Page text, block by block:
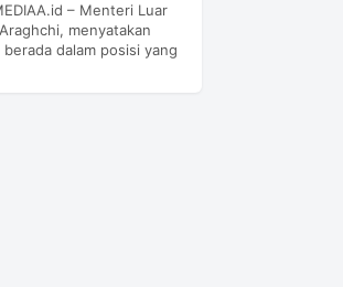
– Menteri Luar
menyatakan
dalam posisi yang